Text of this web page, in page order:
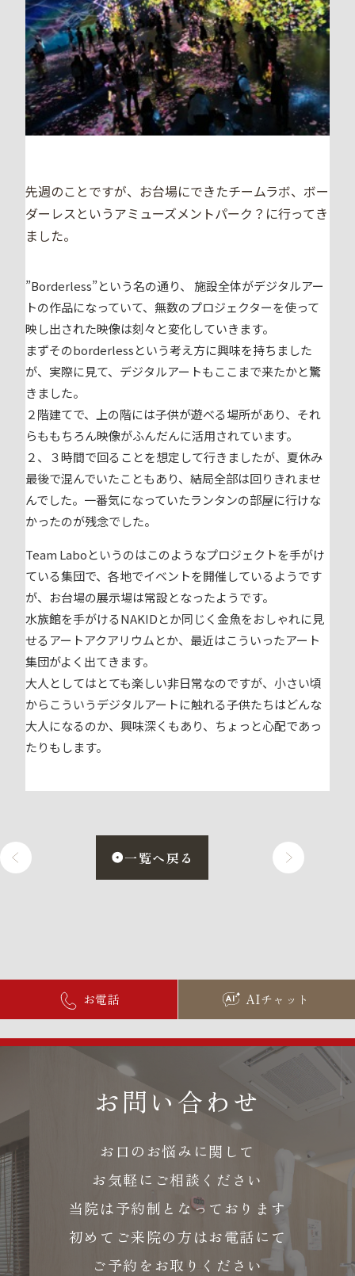
先週のことですが、お台場にできたチームラボ、ボー
ダーレスというアミューズメントパーク？に行ってき
ました。
”Borderless”という名の通り、 施設全体がデジタルアー
トの作品になっていて、無数のプロジェクターを使って
映し出された映像は刻々と変化していきます。
まずそのborderlessという考え方に興味を持ちました
が、実際に見て、デジタルアートもここまで来たかと驚
きました。
２階建てで、上の階には子供が遊べる場所があり、それ
らももちろん映像がふんだんに活用されています。
２、３時間で回ることを想定して行きましたが、夏休み
最後で混んでいたこともあり、結局全部は回りきれませ
んでした。一番気になっていたランタンの部屋に行けな
かったのが残念でした。
Team Laboというのはこのようなプロジェクトを手がけ
ている集団で、各地でイベントを開催しているようです
が、お台場の展示場は常設となったようです。
水族館を手がけるNAKIDとか同じく金魚をおしゃれに見
せるアートアクアリウムとか、最近はこういったアート
集団がよく出てきます。
大人としてはとても楽しい非日常なのですが、小さい頃
からこういうデジタルアートに触れる子供たちはどんな
大人になるのか、興味深くもあり、ちょっと心配であっ
たりもします。
一覧へ戻る
お電話 AIチャット
お問い合わせ
お口のお悩みに関して
お気軽にご相談ください
当院は予約制となっております
初めてご来院の方はお電話にて
ご予約をお取りください